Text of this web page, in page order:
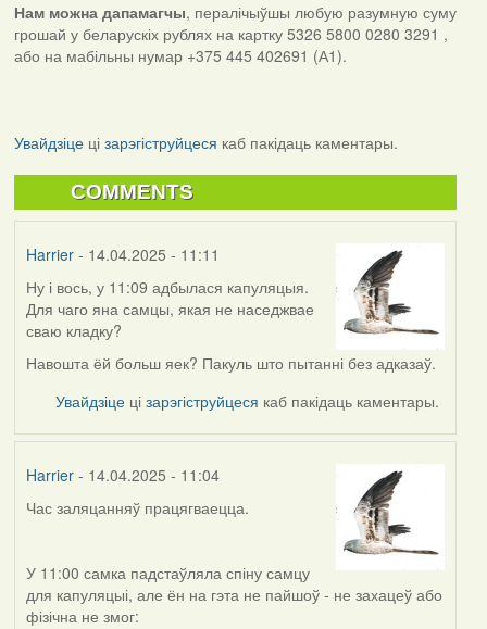
Нам можна дапамагчы, пералічыўшы любую разумную суму
грошай у беларускіх рублях на картку 5326 5800 0280 3291 ,
або на мабільны нумар +375 445 402691 (А1).
Увайдзіцеці зарэгіструйцеся каб пакідаць каментары.
COMMENTS
Harrier- 14.04.2025 - 11:11
Ну і вось, у 11:09 адбылася капуляцыя.
Для чаго яна самцы, якая не наседжвае
сваю кладку?
Навошта ёй больш яек? Пакуль што пытанні без адказаў.
Увайдзіце цізарэгіструйцеся каб пакідаць каментары.
Harrier- 14.04.2025 - 11:04
Час заляцанняў працягваецца.
У 11:00 самка падстаўляла спіну самцу
для капуляцыі, але ён на гэта не пайшоў - не захацеў або
фізічна не змог: